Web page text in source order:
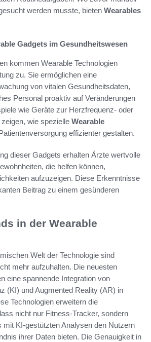
werden musste, bieten Wearables
Gadgets im Gesundheitswesen
kommen Wearable Technologien
zu. Sie ermöglichen eine
von vitalen Gesundheitsdaten,
Personal proaktiv auf Veränderungen
wie Geräte zur Herzfrequenz- oder
wie spezielle Wearable
effizienter gestalten.
dieser Gadgets erhalten Ärzte wertvolle
die helfen können,
aufzuzeigen. Diese Erkenntnisse
Beitrag zu einem gesünderen
in der Wearable
Welt der Technologie sind
mehr aufzuhalten. Die neuesten
eine spannende Integration von
(KI) und Augmented Reality (AR) in
Technologien erweitern die
nicht nur Fitness-Tracker, sondern
KI-gestützten Analysen den Nutzern
ihrer Daten bieten. Die Genauigkeit in